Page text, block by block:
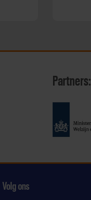
Partners:
Volg ons